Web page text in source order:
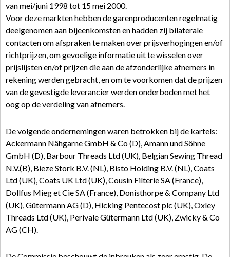
van mei/juni 1998 tot 15 mei 2000.
Voor deze markten hebben de garenproducenten regelmatig
deelgenomen aan bijeenkomsten en hadden zij bilaterale
contacten om afspraken te maken over prijsverhogingen en/of
richtprijzen, om gevoelige informatie uit te wisselen over
prijslijsten en/of prijzen die aan de afzonderlijke afnemers in
rekening werden gebracht, en om te voorkomen dat de prijzen
van de gevestigde leverancier werden onderboden met het
oog op de verdeling van afnemers.
De volgende ondernemingen waren betrokken bij de kartels:
Ackermann Nähgarne GmbH & Co (D), Amann und Söhne
GmbH (D), Barbour Threads Ltd (UK), Belgian Sewing Thread
N.V.(B), Bieze Stork B.V. (NL), Bisto Holding B.V. (NL), Coats
Ltd (UK), Coats UK Ltd (UK), Cousin Filterie SA (France),
Dollfus Mieg et Cie SA (France), Donisthorpe & Company Ltd
(UK), Gütermann AG (D), Hicking Pentecost plc (UK), Oxley
Threads Ltd (UK), Perivale Gütermann Ltd (UK), Zwicky & Co
AG (CH).